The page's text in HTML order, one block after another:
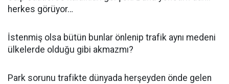
herkes görüyor…
İstenmiş olsa bütün bunlar önlenip trafik aynı medeni
ülkelerde olduğu gibi akmazmı?
Park sorunu trafikte dünyada herşeyden önde gelen